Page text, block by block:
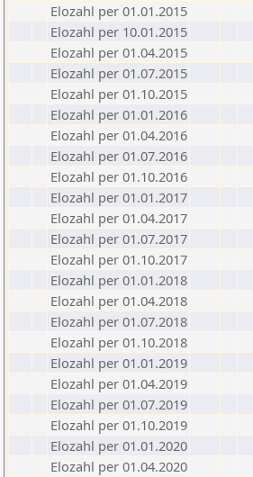
Elozahl per 01.01.2015
Elozahl per 10.01.2015
Elozahl per 01.04.2015
Elozahl per 01.07.2015
Elozahl per 01.10.2015
Elozahl per 01.01.2016
Elozahl per 01.04.2016
Elozahl per 01.07.2016
Elozahl per 01.10.2016
Elozahl per 01.01.2017
Elozahl per 01.04.2017
Elozahl per 01.07.2017
Elozahl per 01.10.2017
Elozahl per 01.01.2018
Elozahl per 01.04.2018
Elozahl per 01.07.2018
Elozahl per 01.10.2018
Elozahl per 01.01.2019
Elozahl per 01.04.2019
Elozahl per 01.07.2019
Elozahl per 01.10.2019
Elozahl per 01.01.2020
Elozahl per 01.04.2020